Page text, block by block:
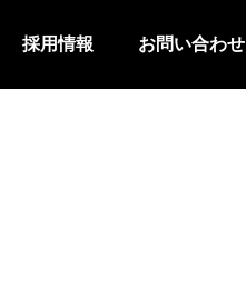
採用情報 お問い合わせ